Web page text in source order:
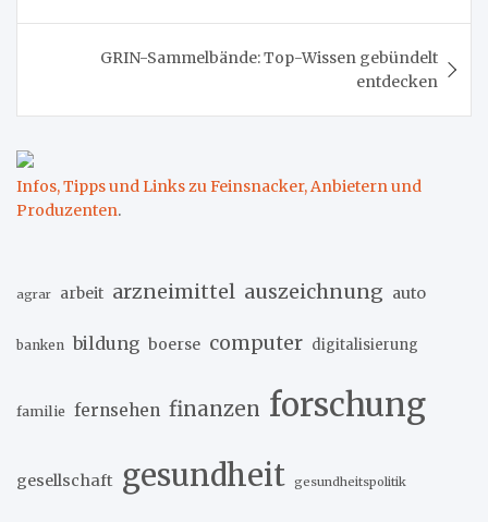
GRIN-Sammelbände: Top-Wissen gebündelt
entdecken
Infos, Tipps und Links zu Feinsnacker, Anbietern und
Produzenten.
agrar arbeit arzneimittel auszeichnung auto
banken bildung boerse computer digitalisierung
familie fernsehen finanzen forschung
gesellschaft gesundheit gesundheitspolitik